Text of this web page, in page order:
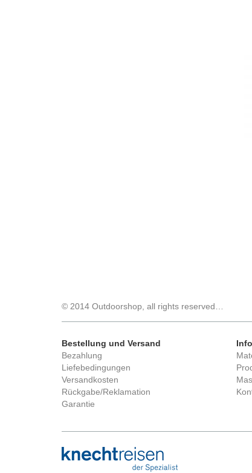
© 2014 Outdoorshop, all rights reserved…
Bestellung und Versand
Bezahlung
Liefebedingungen
Versandkosten
Rückgabe/Reklamation
Garantie